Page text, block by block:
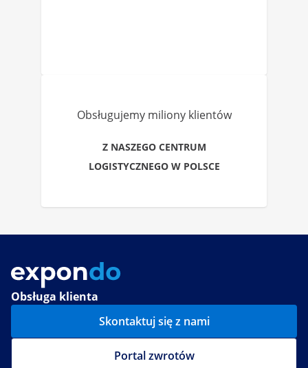
Obsługujemy miliony klientów
Z NASZEGO CENTRUM
LOGISTYCZNEGO W POLSCE
Obsługa klienta
Skontaktuj się z nami
Portal zwrotów